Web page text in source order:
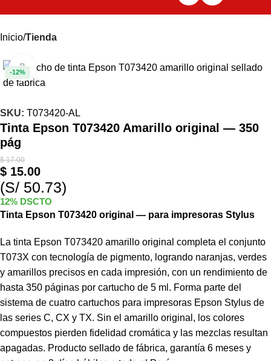
Inicio Tienda
-12% Haga clic para ampliar
SKU: T073420-AL
Tinta Epson T073420 Amarillo original — 350
pág
$17.00
$ 15.00
(S/ 50.73)
12% DSCTO
Tinta Epson T073420 original — para impresoras Stylus
La tinta Epson T073420 amarillo original completa el conjunto
T073X con tecnología de pigmento, logrando naranjas, verdes
y amarillos precisos en cada impresión, con un rendimiento de
hasta 350 páginas por cartucho de 5 ml. Forma parte del
sistema de cuatro cartuchos para impresoras Epson Stylus de
las series C, CX y TX. Sin el amarillo original, los colores
compuestos pierden fidelidad cromática y las mezclas resultan
apagadas. Producto sellado de fábrica, garantía 6 meses y